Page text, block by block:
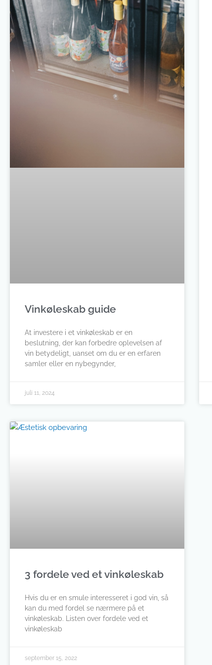
Vinkøleskab guide
At investere i et vinkøleskab er en
beslutning, der kan forbedre oplevelsen af
vin betydeligt, uanset om du er en erfaren
samler eller en nybegynder,
juli 11, 2024
3 fordele ved et vinkøleskab
Hvis du er en smule interesseret i god vin, så
kan du med fordel se nærmere på et
vinkøleskab. Listen over fordele ved et
vinkøleskab
september 15, 2022